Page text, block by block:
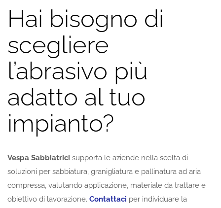
Hai bisogno di
scegliere
l’abrasivo più
adatto al tuo
impianto?
Vespa Sabbiatrici supporta le aziende nella scelta di
soluzioni per sabbiatura, granigliatura e pallinatura ad aria
compressa, valutando applicazione, materiale da trattare e
obiettivo di lavorazione. Contattaci per individuare la